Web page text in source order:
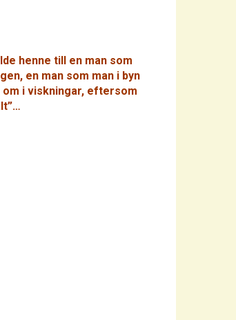
henne till en man som
en man som man i byn
om i viskningar, eftersom